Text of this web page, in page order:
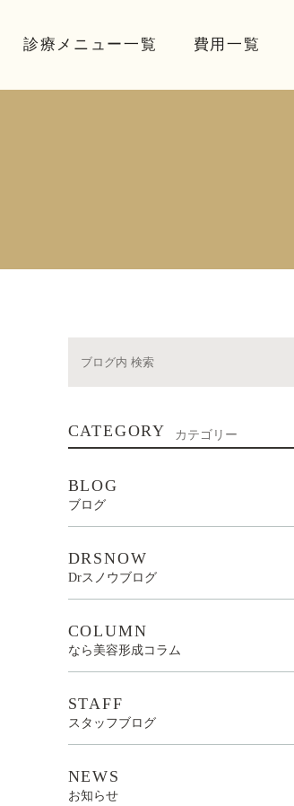
診療メニュー一覧 費用一覧
CATEGORY カテゴリー
BLOG
ブログ
DRSNOW
Drスノウブログ
COLUMN
なら美容形成コラム
STAFF
スタッフブログ
NEWS
お知らせ